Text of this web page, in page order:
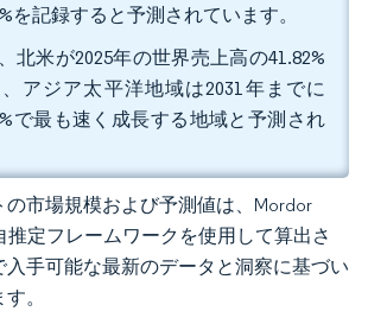
を記録すると予測されています。
北米が2025年の世界売上高の41.82%
アジア太平洋地域は2031年までに
で最も速く成長する地域と予測され
市場規模および予測値は、Mordor
推定フレームワークを使用して算出さ
入手可能な最新のデータと洞察に基づい
。